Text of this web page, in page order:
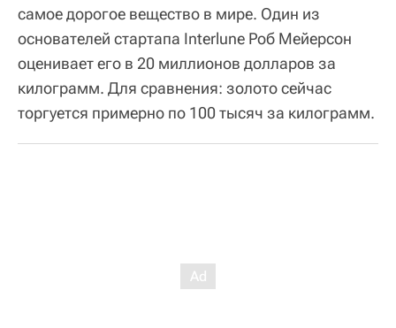
самое дорогое вещество в мире. Один из
основателей стартапа Interlune Роб Мейерсон
оценивает его в 20 миллионов долларов за
килограмм. Для сравнения: золото сейчас
торгуется примерно по 100 тысяч за килограмм.